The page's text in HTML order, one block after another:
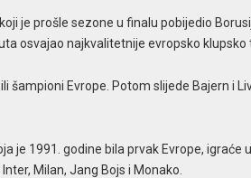
je prošle sezone u finalu pobijedio
osvajao najkvalitetnije evropsko klupsko
šampioni Evrope. Potom slijede Bajern i
je 1991. godine bila prvak Evrope, igraće
Milan, Jang Bojs i Monako.